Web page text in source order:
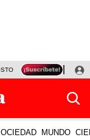
TINKA RESULTADOS
MUNDO